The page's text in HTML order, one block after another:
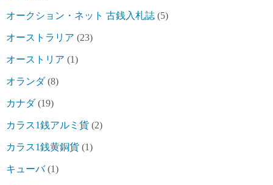
オークション・ネット 古銭入札誌 (5)
オーストラリア (23)
オーストリア (1)
オランダ(8)
カナダ(19)
カラス1銭アルミ貨 (2)
カラス1銭黄銅貨 (1)
キューバ(1)